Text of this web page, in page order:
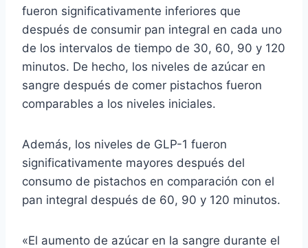
fueron significativamente inferiores que
después de consumir pan integral en cada uno
de los intervalos de tiempo de 30, 60, 90 y 120
minutos. De hecho, los niveles de azúcar en
sangre después de comer pistachos fueron
comparables a los niveles iniciales.
Además, los niveles de GLP-1 fueron
significativamente mayores después del
consumo de pistachos en comparación con el
pan integral después de 60, 90 y 120 minutos.
«El aumento de azúcar en la sangre durante el